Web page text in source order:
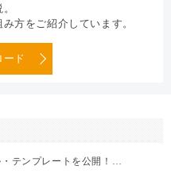
方をご紹介しています。
ード
テンプレートを公開！…